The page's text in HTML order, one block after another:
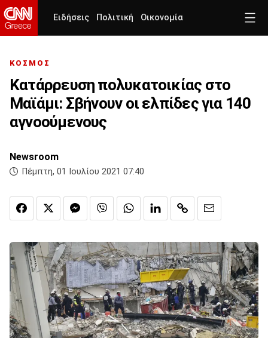
Ειδήσεις Πολιτική Οικονομία
ΚΟΣΜΟΣ
Κατάρρευση πολυκατοικίας στο
Μαϊάμι: Σβήνουν οι ελπίδες για 140
αγνοούμενους
Newsroom
Πέμπτη, 01 Ιουλίου 2021 07:40